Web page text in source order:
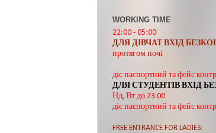
WORKING TIME
22:00 - 05:00
ДЛЯ ДІВЧАТ ВХІД
протягом ночі
діє паспортний та фейс
ДЛЯ СТУДЕНТІВ ВХІД
Нд, Вт до 23.00
діє паспортний та фейс
FREE ENTRANCE FOR LADIES: